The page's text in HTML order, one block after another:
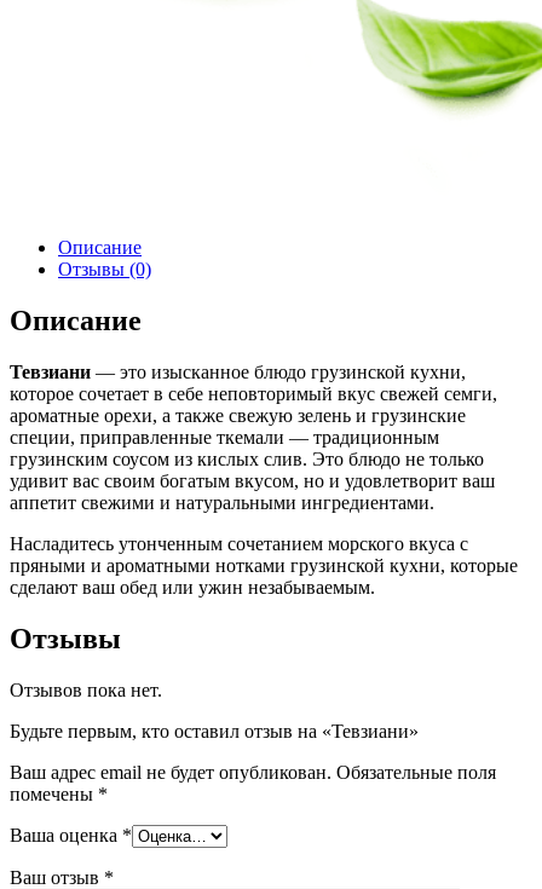
Описание
Отзывы (0)
Описание
Тевзиани — это изысканное блюдо грузинской кухни,
которое сочетает в себе неповторимый вкус свежей семги,
ароматные орехи, а также свежую зелень и грузинские
специи, приправленные ткемали — традиционным
грузинским соусом из кислых слив. Это блюдо не только
удивит вас своим богатым вкусом, но и удовлетворит ваш
аппетит свежими и натуральными ингредиентами.
Насладитесь утонченным сочетанием морского вкуса с
пряными и ароматными нотками грузинской кухни, которые
сделают ваш обед или ужин незабываемым.
Отзывы
Отзывов пока нет.
Будьте первым, кто оставил отзыв на «Тевзиани»
Ваш адрес email не будет опубликован. Обязательные поля
помечены *
Ваша оценка *
Ваш отзыв *